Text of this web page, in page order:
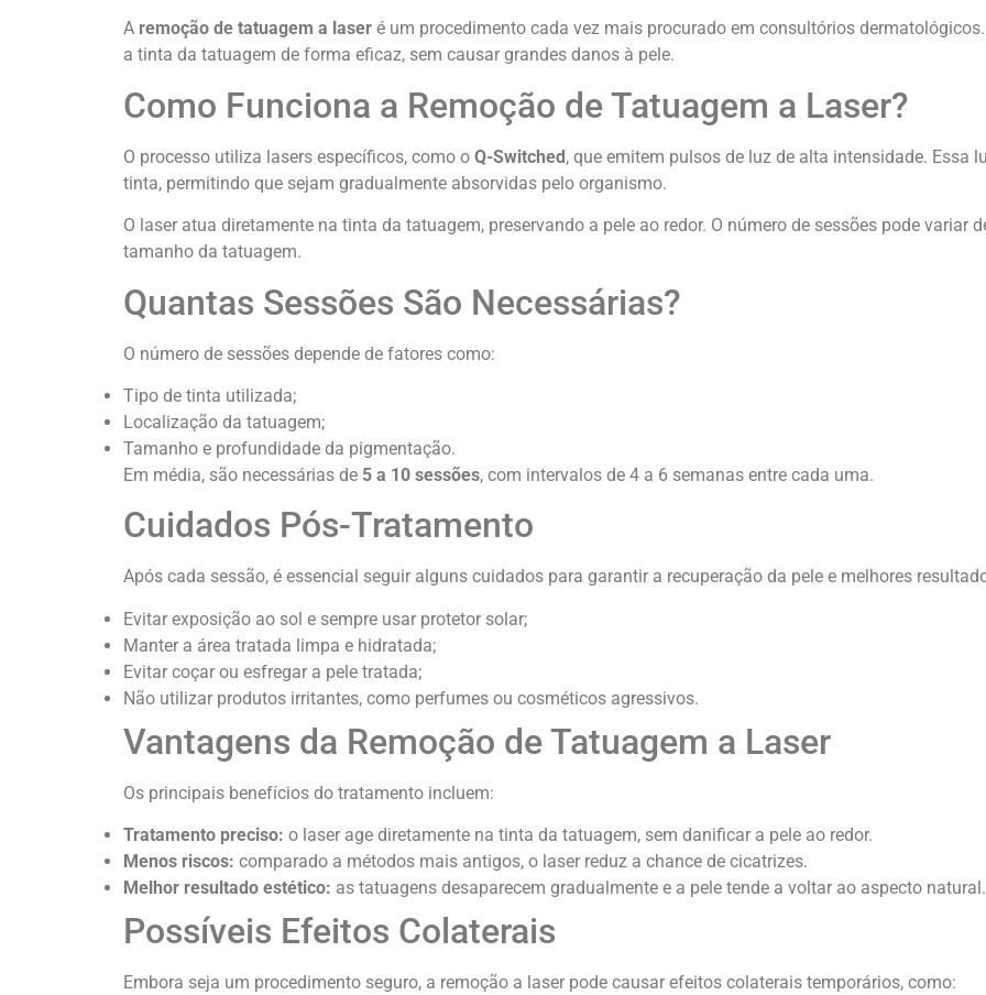
A remoção de tatuagem a laser é um procedimento cada vez mais procurado em consultórios
a tinta da tatuagem de forma eficaz, sem causar grandes danos à pele.
Como Funciona a Remoção de Tatuagem a Laser?
O processo utiliza lasers específicos, como o Q-Switched, que emitem pulsos de luz de alta intensidade. Essa
tinta, permitindo que sejam gradualmente absorvidas pelo organismo.
O laser atua diretamente na tinta da tatuagem, preservando a pele ao redor. O número de sessões pode variar
tamanho da tatuagem.
Quantas Sessões São Necessárias?
O número de sessões depende de fatores como:
Tipo de tinta utilizada;
Localização da tatuagem;
Tamanho e profundidade da pigmentação.
Em média, são necessárias de 5 a 10 sessões, com intervalos de 4 a 6 semanas entre cada uma.
Cuidados Pós-Tratamento
Após cada sessão, é essencial seguir alguns cuidados para garantir a recuperação da pele e melhores
Evitar exposição ao sol e sempre usar protetor solar;
Manter a área tratada limpa e hidratada;
Evitar coçar ou esfregar a pele tratada;
Não utilizar produtos irritantes, como perfumes ou cosméticos agressivos.
Vantagens da Remoção de Tatuagem a Laser
Os principais benefícios do tratamento incluem:
Tratamento preciso: o laser age diretamente na tinta da tatuagem, sem danificar a pele ao redor.
Menos riscos: comparado a métodos mais antigos, o laser reduz a chance de cicatrizes.
Melhor resultado estético: as tatuagens desaparecem gradualmente e a pele tende a voltar ao aspecto natural.
Possíveis Efeitos Colaterais
Embora seja um procedimento seguro, a remoção a laser pode causar efeitos colaterais temporários, como: